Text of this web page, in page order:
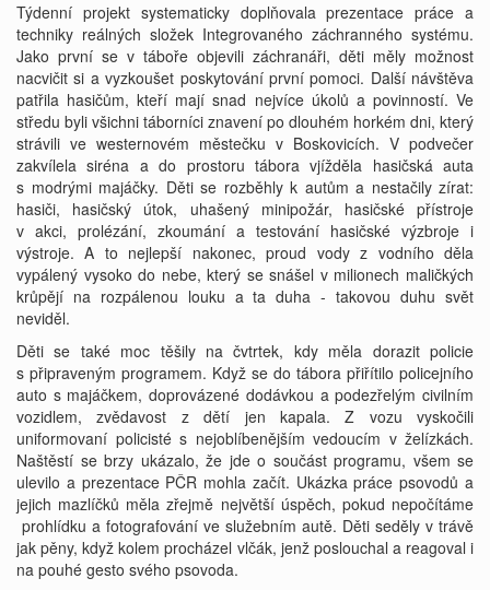
Týdenní projekt systematicky doplňovala prezentace práce a
techniky reálných složek Integrovaného záchranného systému.
Jako první se v táboře objevili záchranáři, děti měly možnost
nacvičit si a vyzkoušet poskytování první pomoci. Další návštěva
patřila hasičům, kteří mají snad nejvíce úkolů a povinností. Ve
středu byli všichni táborníci znavení po dlouhém horkém dni, který
strávili ve westernovém městečku v Boskovicích. V podvečer
zakvílela siréna a do prostoru tábora vjížděla hasičská auta
s modrými majáčky. Děti se rozběhly k autům a nestačily zírat:
hasiči, hasičský útok, uhašený minipožár, hasičské přístroje
v akci, prolézání, zkoumání a testování hasičské výzbroje i
výstroje. A to nejlepší nakonec, proud vody z vodního děla
vypálený vysoko do nebe, který se snášel v milionech maličkých
krůpějí na rozpálenou louku a ta duha - takovou duhu svět
neviděl.
Děti se také moc těšily na čvtrtek, kdy měla dorazit policie
s připraveným programem. Když se do tábora přiřítilo policejního
auto s majáčkem, doprovázené dodávkou a podezřelým civilním
vozidlem, zvědavost z dětí jen kapala. Z vozu vyskočili
uniformovaní policisté s nejoblíbenějším vedoucím v želízkách.
Naštěstí se brzy ukázalo, že jde o součást programu, všem se
ulevilo a prezentace PČR mohla začít. Ukázka práce psovodů a
jejich mazlíčků měla zřejmě největší úspěch, pokud nepočítáme
prohlídku a fotografování ve služebním autě. Děti seděly v trávě
jak pěny, když kolem procházel vlčák, jenž poslouchal a reagoval i
na pouhé gesto svého psovoda.